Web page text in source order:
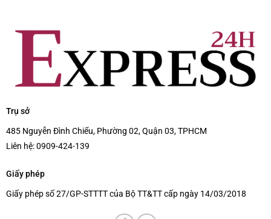
Trụ sở
485 Nguyễn Đình Chiểu, Phường 02, Quận 03, TPHCM
Liên hệ:0909-424-139
Giấy phép
Giấy phép số 27/GP-STTTT của Bộ TT&TT cấp ngày 14/03/2018